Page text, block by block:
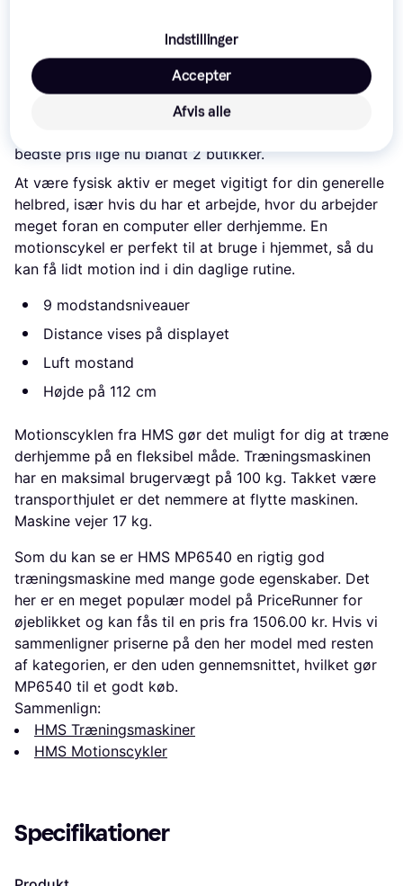
Eller 3 betalinger af
2.000 kr.
Læs om produktet
bedste pris lige nu blandt 2 butikker.
At være fysisk aktiv er meget vigitigt for din generelle
helbred, især hvis du har et arbejde, hvor du arbejder
meget foran en computer eller derhjemme. En
motionscykel er perfekt til at bruge i hjemmet, så du
kan få lidt motion ind i din daglige rutine.
9 modstandsniveauer
Distance vises på displayet
Luft mostand
Højde på 112 cm
Motionscyklen fra HMS gør det muligt for dig at træne
derhjemme på en fleksibel måde. Træningsmaskinen
har en maksimal brugervægt på 100 kg. Takket være
transporthjulet er det nemmere at flytte maskinen.
Maskine vejer 17 kg.
Som du kan se er HMS MP6540 en rigtig god
træningsmaskine med mange gode egenskaber. Det
her er en meget populær model på PriceRunner for
øjeblikket og kan fås til en pris fra 1506.00 kr. Hvis vi
sammenligner priserne på den her model med resten
af kategorien, er den uden gennemsnittet, hvilket gør
MP6540 til et godt køb.
Sammenlign:
HMS Træningsmaskiner
HMS Motionscykler
Specifikationer
Indstillinger
Afvis alle
Accepter